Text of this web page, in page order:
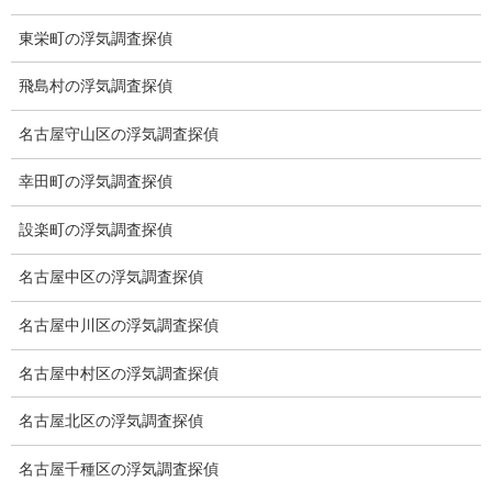
12,000円～15,000円が多くみられます。
或いは、探偵1名1稼働5時間80,000円程の稼働制の探偵社もありま
す。
探偵社によって基本料金、報告書作成費、車両費、機器費等の費
用が別途必要になります。
調査料金の差は、固定経費などを沢山使うか？また調査を
委託するかなどで変わってきます。
自社で調査を行い、広告費などの固定経費を抑えれば低料金で済
みますが、高額の広告費、調査の委託料、協会やFC等の年会費、
ロイヤリティー、マージンが必要な場合はその分を上乗せしない
と採算が取れません。
東栄町の浮気調査探偵
飛島村の浮気調査探偵
名古屋守山区の浮気調査探偵
幸田町の浮気調査探偵
設楽町の浮気調査探偵
名古屋中区の浮気調査探偵
名古屋中川区の浮気調査探偵
名古屋中村区の浮気調査探偵
名古屋北区の浮気調査探偵
名古屋千種区の浮気調査探偵